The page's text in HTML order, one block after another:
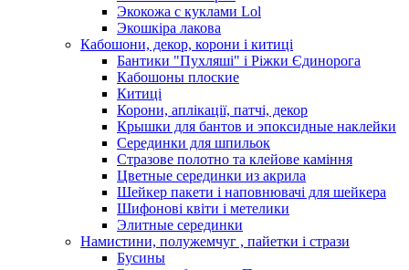
Экокожа с куклами Lol
Экошкiра лакова
Кабошони, декор, корони і китиці
Бантики "Пухляші" і Ріжки Єдинорога
Кабошоны плоские
Китиці
Корони, аплікації, патчі, декор
Крышки для бантов и эпоксидные наклейки
Серединки для шпильок
Стразове полотно та клейове каміння
Цветные серединки из акрила
Шейкер пакети і наповнювачі для шейкера
Шифонові квіти і метелики
Элитные серединки
Намистини, полужемчуг , пайетки і стрази
Бусины